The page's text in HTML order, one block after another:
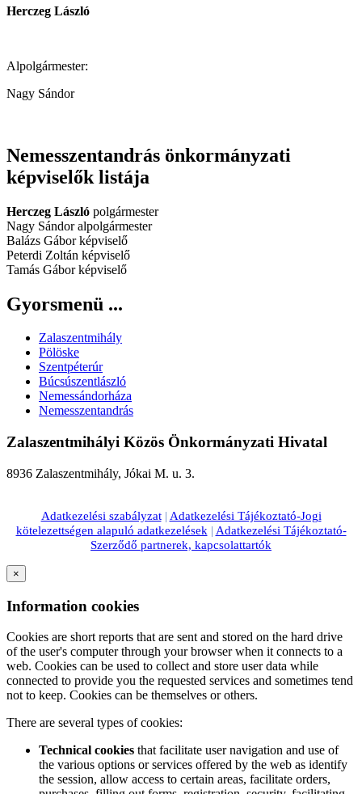
Herczeg László
Alpolgármester:
Nagy Sándor
Nemesszentandrás önkormányzati
képviselők listája
Herczeg László polgármester
Nagy Sándor alpolgármester
Balázs Gábor képviselő
Peterdi Zoltán képviselő
Tamás Gábor képviselő
Gyorsmenü ...
Zalaszentmihály
Pölöske
Szentpéterúr
Búcsúszentlászló
Nemessándorháza
Nemesszentandrás
Zalaszentmihályi Közös Önkormányzati Hivatal
8936 Zalaszentmihály, Jókai M. u. 3.
Adatkezelési szabályzat| Adatkezelési Tájékoztató-Jogi
kötelezettségen alapuló adatkezelések | Adatkezelési Tájékoztató-
Szerződő partnerek, kapcsolattartók
×
Information cookies
Cookies are short reports that are sent and stored on the hard drive
of the user's computer through your browser when it connects to a
web. Cookies can be used to collect and store user data while
connected to provide you the requested services and sometimes tend
not to keep. Cookies can be themselves or others.
There are several types of cookies:
Technical cookies that facilitate user navigation and use of
the various options or services offered by the web as identify
the session, allow access to certain areas, facilitate orders,